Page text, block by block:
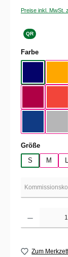
Preise inkl. MwSt.
QR
Farbe
Größe
S
M
Zum